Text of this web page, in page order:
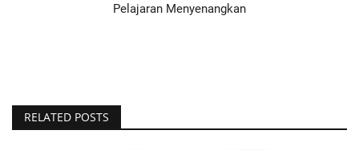
Pelajaran Menyenangkan
RELATED POSTS